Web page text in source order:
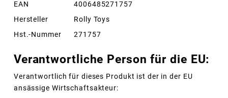
EAN
4006485271757
Hersteller
Rolly Toys
Hst.-Nummer
271757
Verantwortliche Person für die EU:
Verantwortlich für dieses Produkt ist der in der EU
ansässige Wirtschaftsakteur: